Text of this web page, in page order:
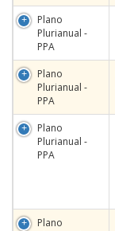
Plano
Plurianual -
PPA
Plano
Plurianual -
PPA
Plano
Plurianual -
PPA
Plano